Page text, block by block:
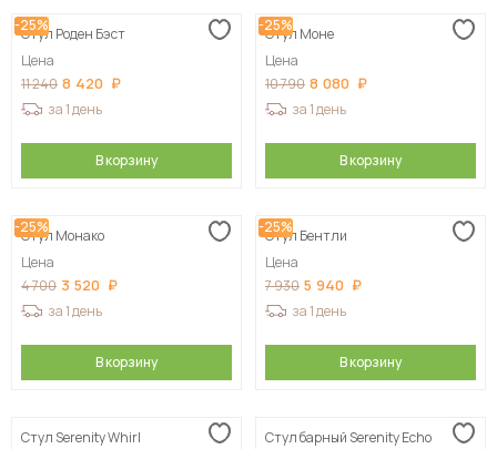
-25%
Стул Роден Бэст
Цена
11 240 8 420
за 1 день
В корзину
-25%
Стул Моне
Цена
10 790 8 080
за 1 день
В корзину
-25%
Стул Монако
Цена
4 700 3 520
за 1 день
В корзину
-25%
Стул Бентли
Цена
7 930 5 940
за 1 день
В корзину
Стул Serenity Whirl
Стул барный Serenity Echo